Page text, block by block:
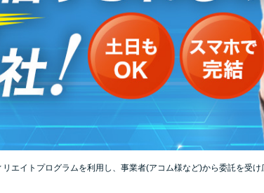
エイトプログラムを利用し、事業者(アコム様など)から委託を受け